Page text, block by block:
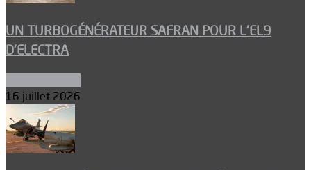
UN TURBOGÉNÉRATEUR SAFRAN POUR L’EL9
D’ELECTRA
16 juillet 2026